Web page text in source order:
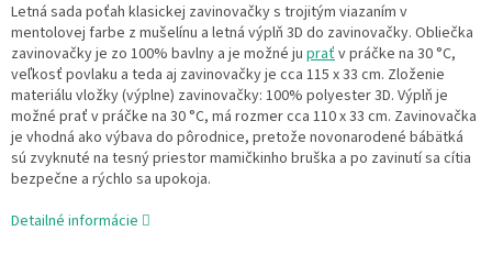
Letná sada poťah klasickej zavinovačky s trojitým viazaním v
mentolovej farbe z mušelínu a letná výplň 3D do zavinovačky. Obliečka
zavinovačky je zo 100% bavlny a je možné ju praťv práčke na 30 °C,
veľkosť povlaku a teda aj zavinovačky je cca 115 x 33 cm. Zloženie
materiálu vložky (výplne) zavinovačky: 100% polyester 3D. Výplň je
možné prať v práčke na 30 °C, má rozmer cca 110 x 33 cm. Zavinovačka
je vhodná ako výbava do pôrodnice, pretože novonarodené bábätká
sú zvyknuté na tesný priestor mamičkinho bruška a po zavinutí sa cítia
bezpečne a rýchlo sa upokoja.
Detailné informácie